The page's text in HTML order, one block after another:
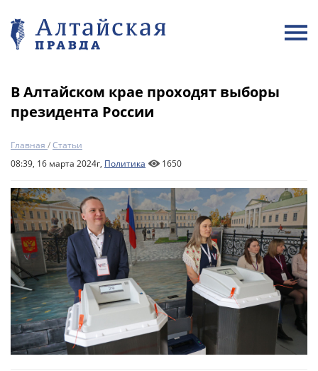
В Алтайском крае проходят выборы
президента России
Главная /Статьи
08:39, 16 марта 2024г, Политика 1650